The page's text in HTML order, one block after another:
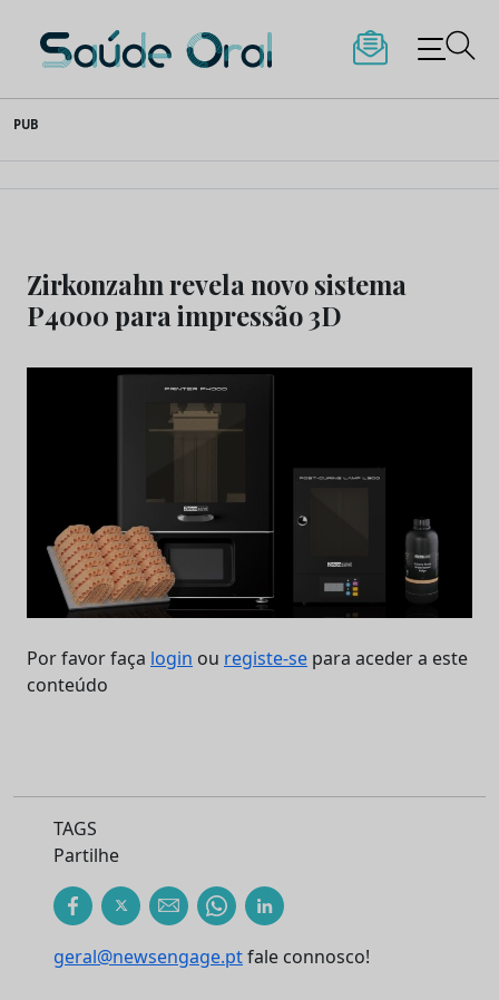
to
content
Saúde Oral
PUB
Zirkonzahn revela novo sistema
P4000 para impressão 3D
Por favor faça login ou registe-se para aceder a este
conteúdo
TAGS
Partilhe
geral@newsengage.ptfale connosco!